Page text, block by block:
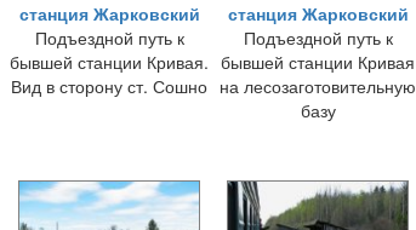
станция Жарковский
Подъездной путь к
бывшей станции Кривая.
Вид в сторону ст. Сошно
станция Жарковский
Подъездной путь к
бывшей станции Кривая
на лесозаготовительную
базу